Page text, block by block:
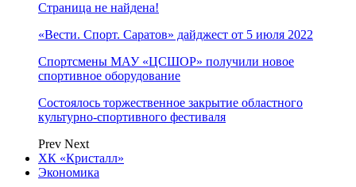
Страница не найдена!
«Вести. Спорт. Саратов» дайджест от 5 июля 2022
Спортсмены МАУ «ЦСШОР» получили новое
спортивное оборудование
Состоялось торжественное закрытие областного
культурно-спортивного фестиваля
Prev Next
ХК «Кристалл»
Экономика